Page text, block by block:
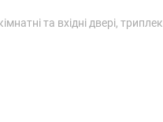
та вхідні двері,